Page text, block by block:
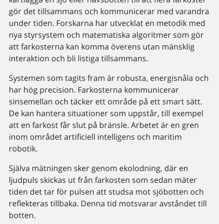
gör det tillsammans och kommunicerar med varandra
under tiden. Forskarna har utvecklat en metodik med
nya styrsystem och matematiska algoritmer som gör
att farkosterna kan komma överens utan mänsklig
interaktion och bli listiga tillsammans.
Systemen som tagits fram är robusta, energisnåla och
har hög precision. Farkosterna kommunicerar
sinsemellan och täcker ett område på ett smart sätt.
De kan hantera situationer som uppstår, till exempel
att en farkost får slut på bränsle. Arbetet är en gren
inom området artificiell intelligens och maritim
robotik.
Själva mätningen sker genom ekolodning, där en
ljudpuls skickas ut från farkosten som sedan mäter
tiden det tar för pulsen att studsa mot sjöbotten och
reflekteras tillbaka. Denna tid motsvarar avståndet till
botten.